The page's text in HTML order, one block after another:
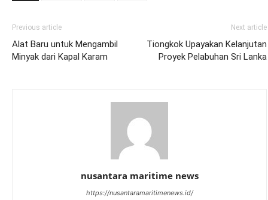
Previous article
Alat Baru untuk Mengambil
Minyak dari Kapal Karam
Next article
Tiongkok Upayakan Kelanjutan
Proyek Pelabuhan Sri Lanka
nusantara maritime news
https://nusantaramaritimenews.id/